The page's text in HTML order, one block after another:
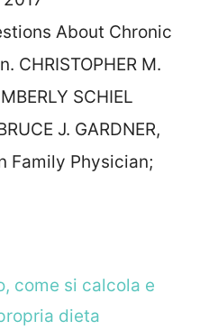
About Chronic
CHRISTOPHER M.
SCHIEL
J. GARDNER,
Family Physician;
come si calcola e
dieta